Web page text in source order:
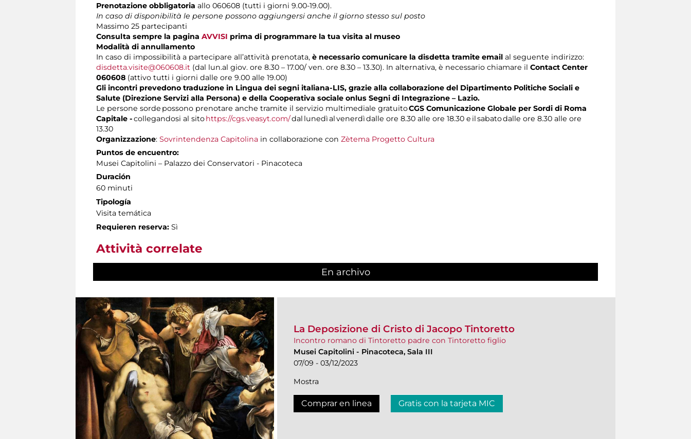
Prenotazione obbligatoria allo 060608 (tutti i giorni 9.00-19.00).
In caso di disponibilità le persone possono aggiungersi anche il giorno stesso sul posto
Massimo 25 partecipanti
Consulta sempre la pagina AVVISI prima di programmare la tua visita al museo
Modalità di annullamento
In caso di impossibilità a partecipare all’attività prenotata, è necessario comunicare la disdetta tramite email al seguente indirizzo:
disdetta.visite@060608.it (dal lun.al giov. ore 8.30 – 17.00/ ven. ore 8.30 – 13.30). In alternativa, è necessario chiamare il Contact Center
060608 (attivo tutti i giorni dalle ore 9.00 alle 19.00)
Gli incontri prevedono traduzione in Lingua dei segni italiana-LIS, grazie alla collaborazione del Dipartimento Politiche Sociali e
Salute (Direzione Servizi alla Persona) e della Cooperativa sociale onlus Segni di Integrazione – Lazio.
Le persone sorde possono prenotare anche tramite il servizio multimediale gratuitoCGS Comunicazione Globale per Sordi di Roma
Capitale -collegandosi al sitohttps://cgs.veasyt.com/dal lunedì al venerdì dalle ore 8.30 alle ore 18.30 e il sabato dalle ore 8.30 alle ore
13.30
Organizzazione: Sovrintendenza Capitolina in collaborazione con Zètema Progetto Cultura
Puntos de encuentro:
Musei Capitolini – Palazzo dei Conservatori - Pinacoteca
Duración
60 minuti
Tipología
Visita temática
Requieren reserva: Sì
Attività correlate
En archivo
La Deposizione di Cristo di Jacopo Tintoretto
Incontro romano di Tintoretto padre con Tintoretto figlio
Musei Capitolini - Pinacoteca, Sala III
07/09 - 03/12/2023
Mostra
Comprar en linea Gratis con la tarjeta MIC